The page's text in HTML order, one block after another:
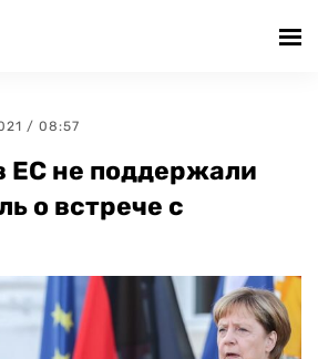
/ 08:57
ЕС не поддержали
о встрече с